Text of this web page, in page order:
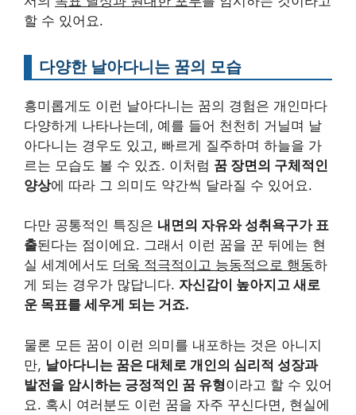
할 수 있어요.
다양한 날아다니는 꿈의 모습
흥미롭게도 이런 날아다니는 꿈의 경험은 개인마다
다양하게 나타나는데, 예를 들어 천천히 거닐며 날
아다니는 경우도 있고, 빠르게 질주하며 하늘을 가
르는 모습도 볼 수 있죠. 이처럼 꿈 장면의 구체적인
양상에 따라 그 의미도 약간씩 달라질 수 있어요.
다만 공통적인 특징은 내면의 자유와 성취욕구가 표
출된다는 점이에요. 그래서 이런 꿈을 꾼 뒤에는 현
실 세계에서도 더욱 적극적이고 능동적으로 행동하
게 되는 경우가 많답니다. 자신감이 높아지고 새로
운 목표를 세우게 되는 거죠.
물론 모든 꿈이 이런 의미를 내포하는 것은 아니지
만, 날아다니는 꿈은 대체로 개인의 심리적 성장과
발전을 암시하는 긍정적인 꿈 유형이라고 할 수 있어
요. 혹시 여러분도 이런 꿈을 자주 꾸신다면, 현실에